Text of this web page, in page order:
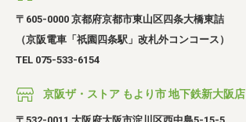
〒605-0000 京都府京都市東山区四条大橋東詰
（京阪電車「祇園四条駅」改札外コンコース）
TEL 075-533-6154
京阪ザ・ストア もより市 地下鉄新大阪店